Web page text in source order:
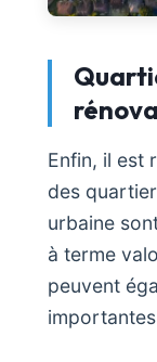
Enfin, il est
des
urbaine
à terme
peuvent